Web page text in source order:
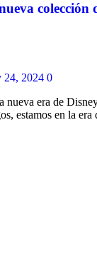
colección
24, 2024 0
nueva era de
estamos en la